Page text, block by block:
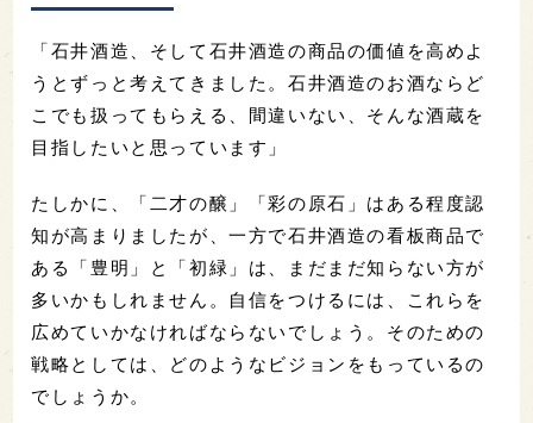
「石井酒造、そして石井酒造の商品の価値を高めよ
うとずっと考えてきました。石井酒造のお酒ならど
こでも扱ってもらえる、間違いない、そんな酒蔵を
目指したいと思っています」
たしかに、「二才の醸」「彩の原石」はある程度認
知が高まりましたが、一方で石井酒造の看板商品で
ある「豊明」と「初緑」は、まだまだ知らない方が
多いかもしれません。自信をつけるには、これらを
広めていかなければならないでしょう。そのための
戦略としては、どのようなビジョンをもっているの
でしょうか。